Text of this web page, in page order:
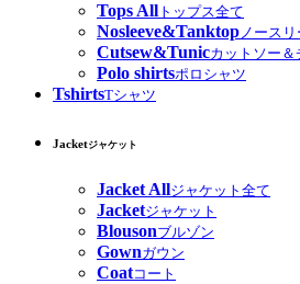
Tops All トップス全て
Nosleeve&Tanktopノース
Cutsew&Tunicカットソー＆
Polo shirtsポロシャツ
TshirtsTシャツ
Jacketジャケット
Jacket Allジャケット全て
Jacketジャケット
Blousonブルゾン
Gownガウン
Coatコート